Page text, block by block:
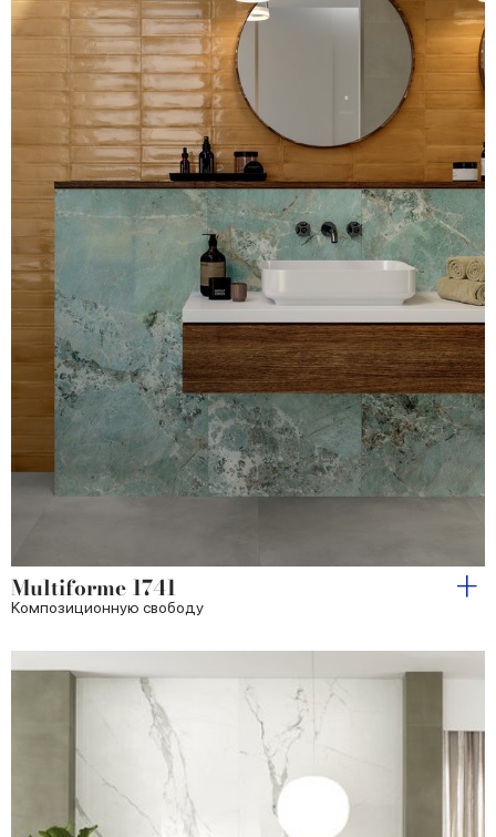
provided to them or that they’ve collected from your use
of their services.
Multiforme 1741
Kомпозиционную свободу